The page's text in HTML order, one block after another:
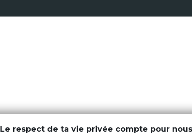
Le respect de ta vie privée compte pour